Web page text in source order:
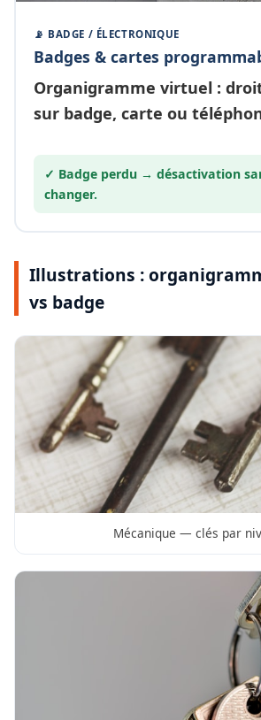
📡 BADGE / ÉLECTRONIQUE
Badges & cartes
Organigramme virtuel :
sur badge, carte ou
✓ Badge perdu → désactivation
changer.
Illustrations :
vs badge
Mécanique — clés par